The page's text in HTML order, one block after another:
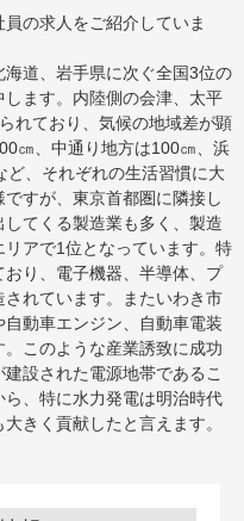
の求人をご紹介していま
道、岩手県に次ぐ全国3位の
ます。内陸側の会津、太平
れており、気候の地域差が顕
㎝、中通り地方は100㎝、浜
ど、それぞれの生活習慣に大
すが、東京首都圏に隣接し
てくる製造業も多く、製造
アで1位となっています。特
り、電子機器、半導体、プ
れています。またいわき市
動車エンジン、自動車電装
このような産業誘致に成功
設された電源地帯であるこ
、特に水力発電は明治時代
きく貢献したと言えます。